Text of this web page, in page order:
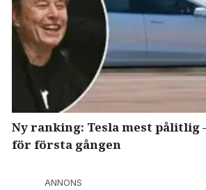
Ny ranking: Tesla mest pålitlig
för första gången
ANNONS